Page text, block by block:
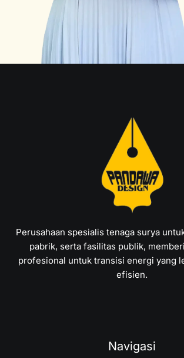
Perusahaan spesialis tenaga surya
pabrik, serta fasilitas publik,
profesional untuk transisi energi yang
efisien.
Navigasi